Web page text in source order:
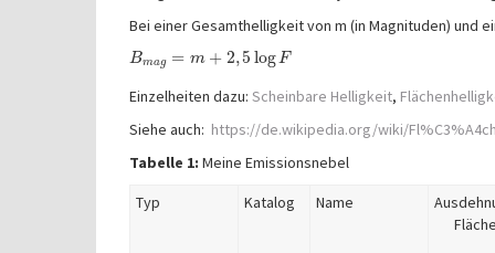
Bei einer Gesamthelligkeit von m (in Magnituden) und
Bmag = m + 2,5 logF
Einzelheiten dazu: Scheinbare Helligkeit,
Siehe auch: https://de.wikipedia.org/wiki/
Tabelle 1: Meine Emissionsnebel
Typ
Katalog Name